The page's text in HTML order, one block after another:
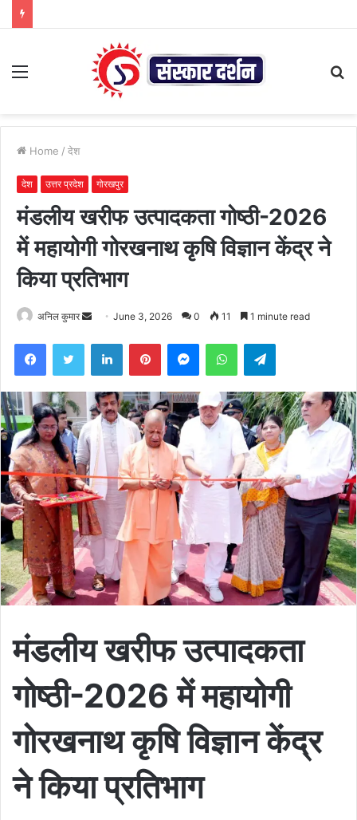
Menu
Home / देश
देश उत्तर प्रदेश गोरखपुर
मंडलीय खरीफ उत्पादकता गोष्ठी-2026
में महायोगी गोरखनाथ कृषि विज्ञान केंद्र ने
किया प्रतिभाग
अनिल कुमार
Send
email
June 3, 2026 0 11 1 minute read
FacebookTwitter LinkedInPinterestMessengerWhatsAppTelegram
मंडलीय खरीफ उत्पादकता
गोष्ठी-2026 में महायोगी
गोरखनाथ कृषि विज्ञान केंद्र
ने किया प्रतिभाग